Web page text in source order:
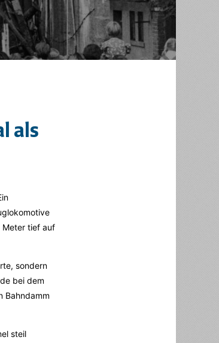
als
Meter tief auf
sondern
bei dem
Bahndamm
steil